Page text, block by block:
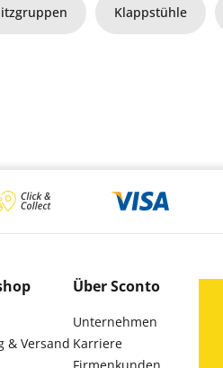
Klappstühle
& Versand
Über Sconto
Unternehmen
Karriere
Firmenkunden